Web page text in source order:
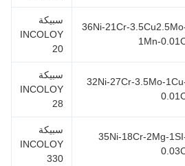
36Ni-21Cr-
1Mn-
سبيكة
INCOLOY
32Ni-27Cr-
سبيكة
INCOLOY
35Ni-18Cr-
سبيكة
INCOLOY